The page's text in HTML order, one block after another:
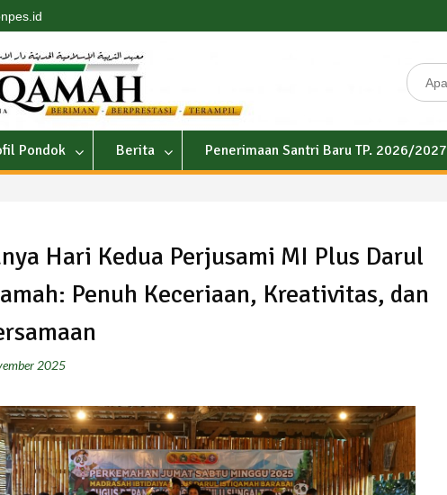
Search
for:
Pondok Berita Penerimaan Santri Baru TP. 2026/2027
Hari Kedua Perjusami MI Plus Darul
Penuh Keceriaan, Kreativitas, dan
2025